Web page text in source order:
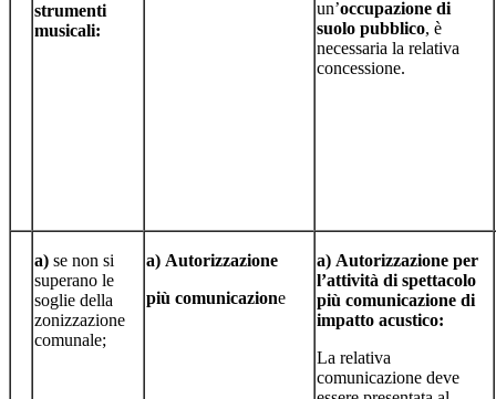
strumenti
musicali:
un’occupazione di
suolo pubblico, è
necessaria la relativa
concessione.
a) se non si
superano le
soglie della
zonizzazione
comunale;
a) Autorizzazione
più comunicazione
a) Autorizzazione per
l’attività di spettacolo
più comunicazione di
impatto acustico:
La relativa
comunicazione deve